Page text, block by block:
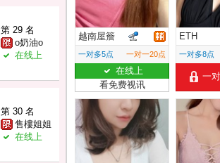
第 29 名
o奶油o
在线上
第 30 名
售樓姐姐
在线上
越南屋簷
一对多5点 一对一20点
在线上
看免费视讯
ETH
一对多8点
一